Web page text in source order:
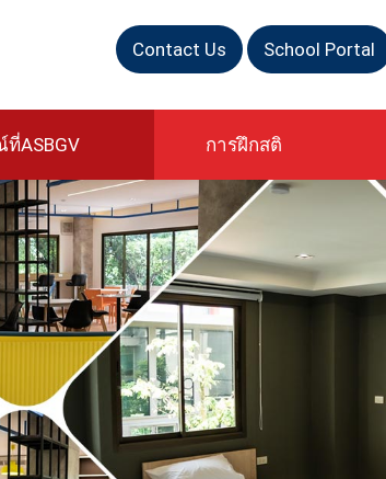
Contact Us School Portal
ASBGV การฝึกสติ